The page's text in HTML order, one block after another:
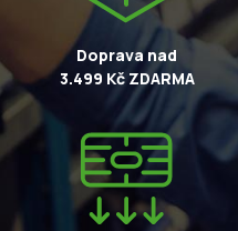
Doprava nad
3.499 Kč ZDARMA